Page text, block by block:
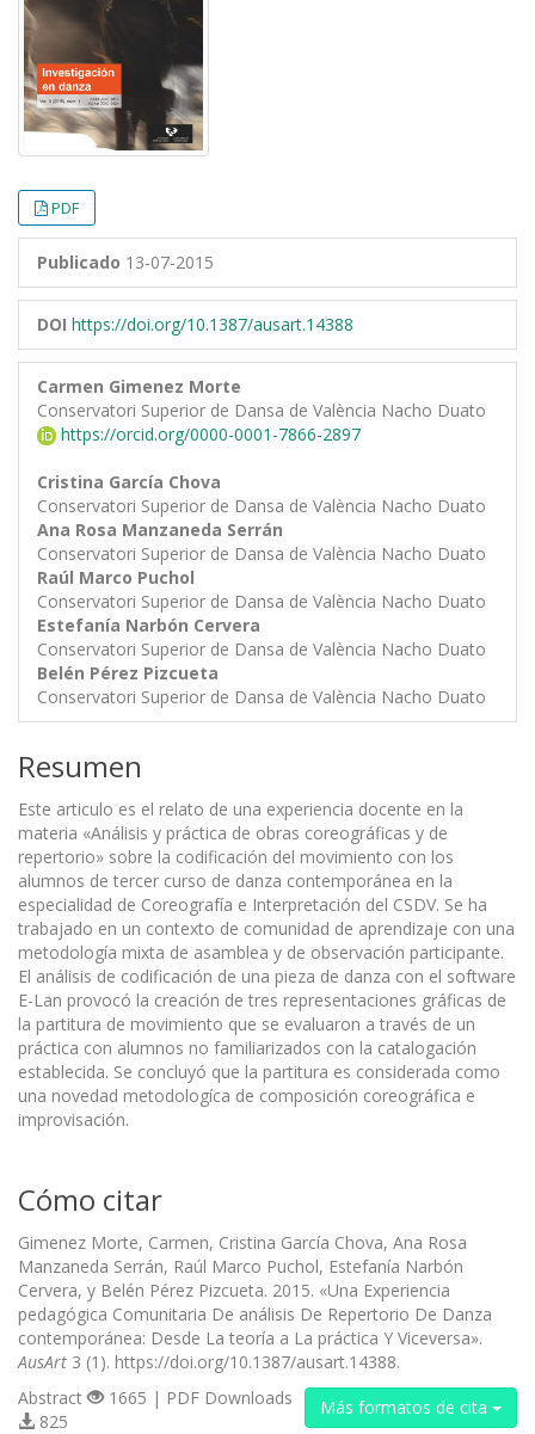
PDF
Publicado 13-07-2015
DOI https://doi.org/10.1387/ausart.14388
Carmen Gimenez Morte
Conservatori Superior de Dansa de València Nacho Duato
https://orcid.org/0000-0001-7866-2897
Cristina García Chova
Conservatori Superior de Dansa de València Nacho Duato
Ana Rosa Manzaneda Serrán
Conservatori Superior de Dansa de València Nacho Duato
Raúl Marco Puchol
Conservatori Superior de Dansa de València Nacho Duato
Estefanía Narbón Cervera
Conservatori Superior de Dansa de València Nacho Duato
Belén Pérez Pizcueta
Conservatori Superior de Dansa de València Nacho Duato
Resumen
Este articulo es el relato de una experiencia docente en la
materia «Análisis y práctica de obras coreográficas y de
repertorio» sobre la codificación del movimiento con los
alumnos de tercer curso de danza contemporánea en la
especialidad de Coreografía e Interpretación del CSDV. Se ha
trabajado en un contexto de comunidad de aprendizaje con una
metodología mixta de asamblea y de observación participante.
El análisis de codificación de una pieza de danza con el software
E-Lan provocó la creación de tres representaciones gráficas de
la partitura de movimiento que se evaluaron a través de un
práctica con alumnos no familiarizados con la catalogación
establecida. Se concluyó que la partitura es considerada como
una novedad metodologíca de composición coreográfica e
improvisación.
Cómo citar
Gimenez Morte, Carmen, Cristina García Chova, Ana Rosa
Manzaneda Serrán, Raúl Marco Puchol, Estefanía Narbón
Cervera, y Belén Pérez Pizcueta. 2015. «Una Experiencia
pedagógica Comunitaria De análisis De Repertorio De Danza
contemporánea: Desde La teoría a La práctica Y Viceversa».
AusArt 3 (1). https://doi.org/10.1387/ausart.14388.
Más formatos de cita
Abstract
1665 | PDF Downloads
825